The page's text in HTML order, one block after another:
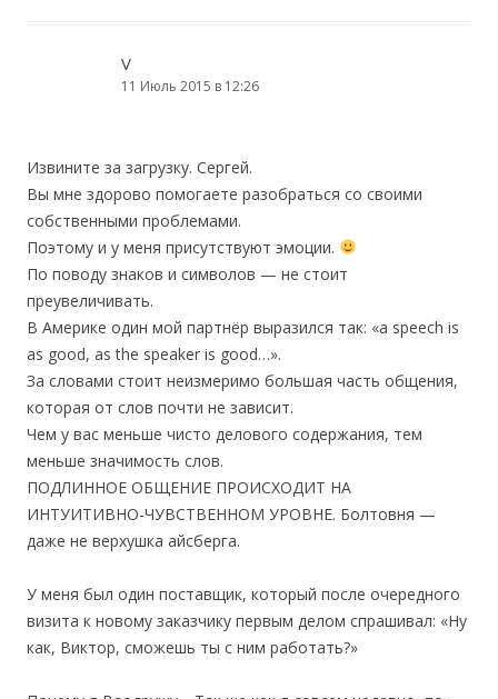
V
11 Июль 2015 в 12:26
Извините за загрузку. Сергей.
Вы мне здорово помогаете разобраться со своими
собственными проблемами.
Поэтому и у меня присутствуют эмоции.
По поводу знаков и символов — не стоит
преувеличивать.
В Америке один мой партнёр выразился так: «a speech is
as good, as the speaker is good…».
За словами стоит неизмеримо большая часть общения,
которая от слов почти не зависит.
Чем у вас меньше чисто делового содержания, тем
меньше значимость слов.
ПОДЛИННОЕ ОБЩЕНИЕ ПРОИСХОДИТ НА
ИНТУИТИВНО-ЧУВСТВЕННОМ УРОВНЕ. Болтовня —
даже не верхушка айсберга.
У меня был один поставщик, который после очередного
визита к новому заказчику первым делом спрашивал: «Ну
как, Виктор, сможешь ты с ним работать?»